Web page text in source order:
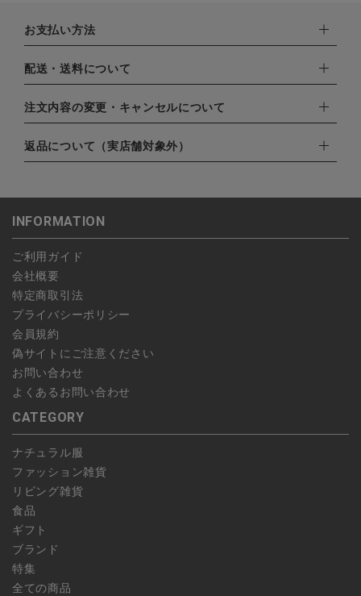
お支払い方法
下記お支払い方法よりお選びいただけます。
・クレジットカード（VISA,mastercard,JCB,AMERICAN
EXPRESS,Diners Club）
・amazonペイメント
・楽天ペイ
・PayPay
配送・送料について
配達業者：日本郵便
北海道：1,400円
注文内容の変更・キャンセルについて
ご注文日当日から翌日のAM9:00までにご連絡頂いた場合はキャ
ンセルは可能です。
します。
予約商品など一部キャンセルが出来ない場合がございます。あら
かじめご了承ください。
返品について（実店舗対象外）
こちら よりご依頼ください。
INFORMATION
ご利用ガイド
会社概要
特定商取引法
プライバシーポリシー
会員規約
偽サイトにご注意ください
お問い合わせ
よくあるお問い合わせ
CATEGORY
ナチュラル服
ファッション雑貨
リビング雑貨
食品
ギフト
ブランド
特集
全ての商品